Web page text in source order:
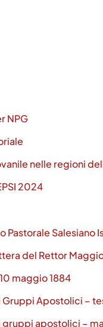
NPG
nelle regioni
2024
Pastorale Salesiano
del Rettor
maggio 1884
Gruppi Apostolici –
gruppi apostolici –